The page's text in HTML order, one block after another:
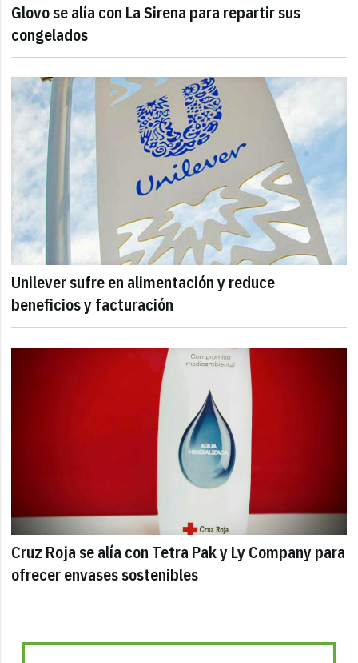
Glovo se alía con La Sirena para repartir sus
congelados
Unilever sufre en alimentación y reduce
beneficios y facturación
Cruz Roja se alía con Tetra Pak y Ly Company para
ofrecer envases sostenibles